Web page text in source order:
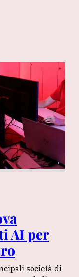
AI per
società di